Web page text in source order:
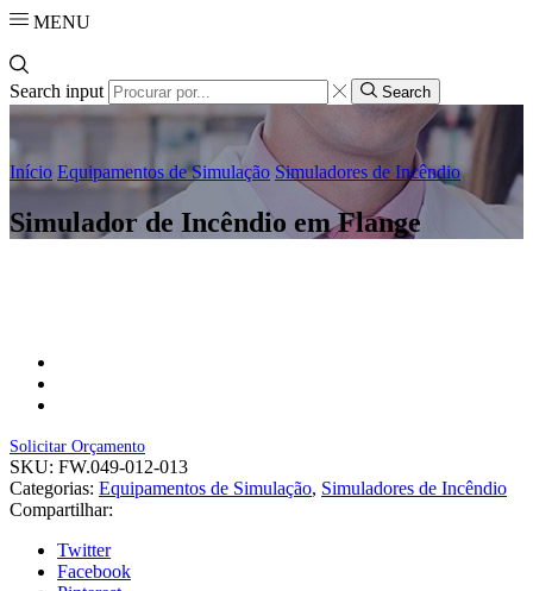
MENU
Search input Search
Início Equipamentos de Simulação Simuladores de Incêndio
Simulador de Incêndio em Flange
Solicitar Orçamento
SKU: FW.049-012-013
Categorias: Equipamentos de Simulação, Simuladores de Incêndio
Compartilhar:
Twitter
Facebook